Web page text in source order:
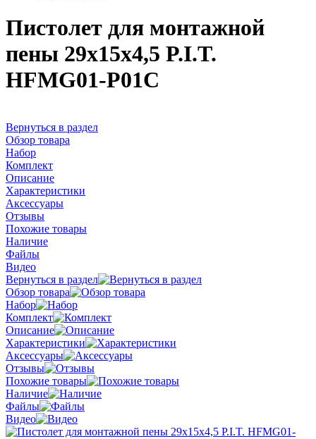
Пистолет для монтажной
пены 29х15х4,5 P.I.T.
HFMG01-P01C
Вернуться в раздел
Обзор товара
Набор
Комплект
Описание
Характеристики
Аксессуары
Отзывы
Похожие товары
Наличие
Файлы
Видео
Вернуться в раздел
Обзор товара
Набор
Комплект
Описание
Характеристики
Аксессуары
Отзывы
Похожие товары
Наличие
Файлы
Видео